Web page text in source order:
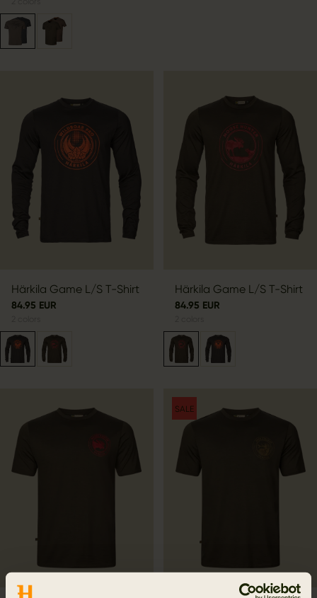
Härkila Game L/S T-Shirt
84.95 EUR
Härkila Game L/S T-Shirt
84.95 EUR
SALE